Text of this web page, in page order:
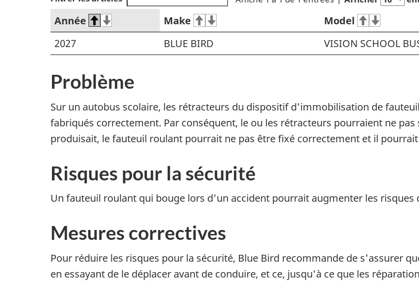
Année Make
Model
2027
BLUE BIRD VISION SCHOOL
Problème
Sur un autobus scolaire, les rétracteurs du dispositif d'immobilisation de
fabriqués correctement. Par conséquent, le ou les rétracteurs pourraient ne
produisait, le fauteuil roulant pourrait ne pas être fixé correctement et il
Risques pour la sécurité
Un fauteuil roulant qui bouge lors d'un accident pourrait augmenter les risques
Mesures correctives
Pour réduire les risques pour la sécurité, Blue Bird recommande de s'assurer
en essayant de le déplacer avant de conduire, et ce, jusqu'à ce que les